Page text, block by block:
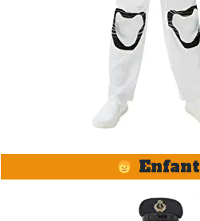
Enfant